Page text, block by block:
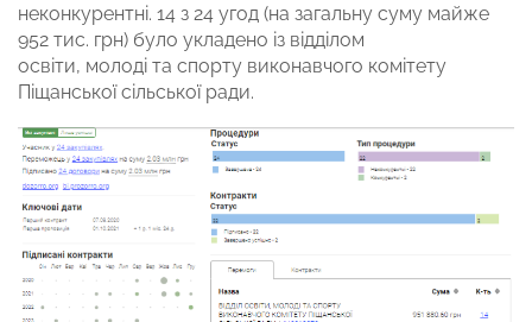
неконкурентні. 14 з 24 угод (на загальну суму майже
952 тис. грн) було укладено із відділом
освіти, молоді та спорту виконавчого комітету
Піщанської сільської ради.